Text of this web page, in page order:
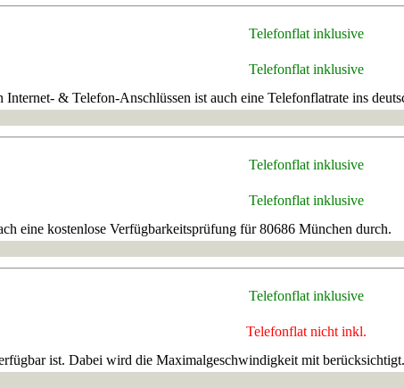
Telefonflat inklusive
Telefonflat inklusive
& Telefon-Anschlüssen ist auch eine Telefonflatrate ins
Telefonflat inklusive
Telefonflat inklusive
eine kostenlose Verfügbarkeitsprüfung für 80686 München durch.
Telefonflat inklusive
Telefonflat nicht inkl.
ist. Dabei wird die Maximalgeschwindigkeit mit berücksichtigt.